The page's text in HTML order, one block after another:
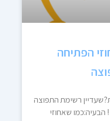
הפתיחה
רשימת התפוצה
הבעיה:כמו שאחוזי